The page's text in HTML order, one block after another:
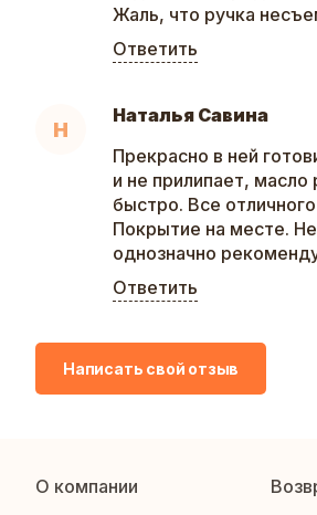
Жаль, что ручка
Ответить
Н
Наталья Савина
Прекрасно в ней
и не прилипает,
быстро. Все
Покрытие на месте.
однозначно
Ответить
Написать свой отзыв
О компании